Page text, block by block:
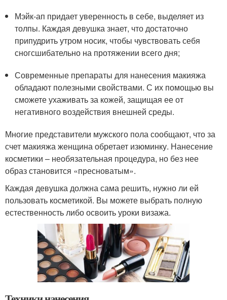
Мэйк-ап придает уверенность в себе, выделяет из
толпы. Каждая девушка знает, что достаточно
припудрить утром носик, чтобы чувствовать себя
сногсшибательно на протяжении всего дня;
Современные препараты для нанесения макияжа
обладают полезными свойствами. С их помощью вы
сможете ухаживать за кожей, защищая ее от
негативного воздействия внешней среды.
Многие представители мужского пола сообщают, что за
счет макияжа женщина обретает изюминку. Нанесение
косметики – необязательная процедура, но без нее
образ становится «пресноватым».
Каждая девушка должна сама решить, нужно ли ей
пользовать косметикой. Вы можете выбрать полную
естественность либо освоить уроки визажа.